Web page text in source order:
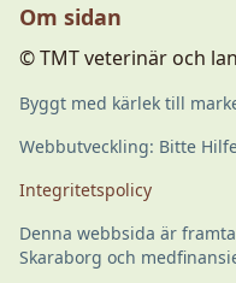
Om sidan
© TMT veterinär och
Byggt med kärlek till
Webbutveckling: Bitte
Integritetspolicy
Denna webbsida är
Skaraborg och